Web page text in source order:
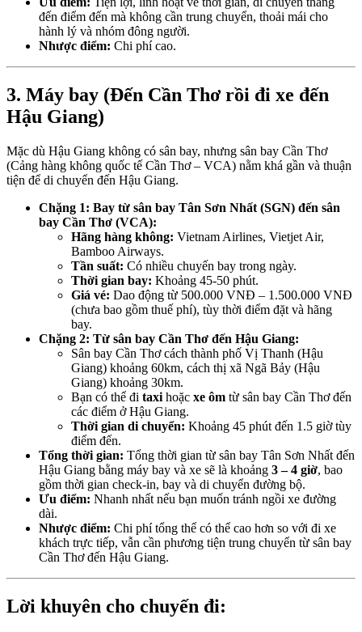
đến điểm đến mà không cần trung chuyển, thoải mái cho
hành lý và nhóm đông người.
Nhược điểm: Chi phí cao.
3. Máy bay (Đến Cần Thơ rồi đi xe đến
Hậu Giang)
Mặc dù Hậu Giang không có sân bay, nhưng sân bay Cần Thơ
(Cảng hàng không quốc tế Cần Thơ – VCA) nằm khá gần và thuận
tiện để di chuyển đến Hậu Giang.
Chặng 1: Bay từ sân bay Tân Sơn Nhất (SGN) đến sân
bay Cần Thơ (VCA):
Hãng hàng không: Vietnam Airlines, Vietjet Air,
Bamboo Airways.
Tần suất: Có nhiều chuyến bay trong ngày.
Thời gian bay: Khoảng 45-50 phút.
Giá vé: Dao động từ 500.000 VNĐ – 1.500.000 VNĐ
(chưa bao gồm thuế phí), tùy thời điểm đặt và hãng
bay.
Chặng 2: Từ sân bay Cần Thơ đến Hậu Giang:
Sân bay Cần Thơ cách thành phố Vị Thanh (Hậu
Giang) khoảng 60km, cách thị xã Ngã Bảy (Hậu
Giang) khoảng 30km.
Bạn có thể đi taxi hoặc xe ôm từ sân bay Cần Thơ đến
các điểm ở Hậu Giang.
Thời gian di chuyển: Khoảng 45 phút đến 1.5 giờ tùy
điểm đến.
Tổng thời gian: Tổng thời gian từ sân bay Tân Sơn Nhất đến
Hậu Giang bằng máy bay và xe sẽ là khoảng 3 – 4 giờ, bao
gồm thời gian check-in, bay và di chuyển đường bộ.
Ưu điểm: Nhanh nhất nếu bạn muốn tránh ngồi xe đường
dài.
Nhược điểm: Chi phí tổng thể có thể cao hơn so với đi xe
khách trực tiếp, vẫn cần phương tiện trung chuyển từ sân bay
Cần Thơ đến Hậu Giang.
Lời khuyên cho chuyến đi: